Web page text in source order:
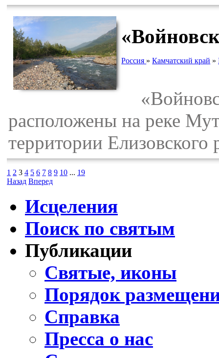
Россия »Камчатский край »
расположены на реке
территории Елизовского
1 2 3 4 5 6 7 8 9 10 ... 19
Назад Вперед
Исцеления
Поиск по святым
Публикации
Святые, иконы
Порядок
Справка
Пресса о нас